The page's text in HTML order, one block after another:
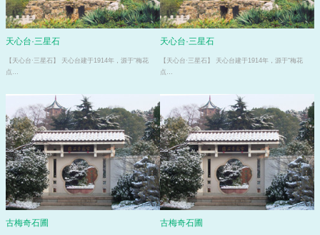
天心台·三星石
【天心台·三星石】 天心台建于1914年，源于“梅花
点…
天心台·三星石
【天心台·三星石】 天心台建于1914年，源于“梅花
点…
古梅奇石圃 古梅奇石圃